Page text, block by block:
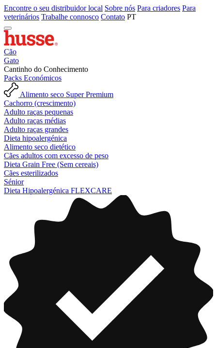
Encontre o seu distribuidor local Sobre nós Para criadores Para
veterinários Trabalhe connosco Contato PT
Cão
Gato
Cantinho do Conhecimento
Packs Económicos
Alimento seco Super Premium
Cachorro (crescimento)
Adulto raças pequenas
Adulto raças médias
Adulto raças grandes
Dieta hipoalergénica
Alimento seco dietético
Cães adultos com excesso de peso
Dieta Grain Free (Sem cereais)
Cães esterilizados
Sénior
Dieta Hipoalergénica FLEXCARE